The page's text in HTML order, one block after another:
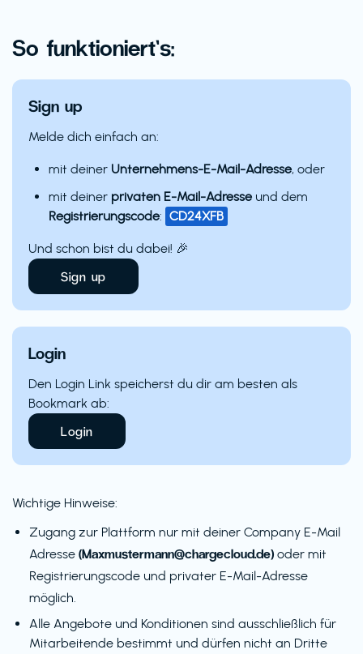
So funktioniert’s:
Sign up
Melde dich einfach an:
mit deiner Unternehmens-E-Mail-Adresse, oder
mit deiner privaten E-Mail-Adresse und dem
Registrierungscode: CD24XFB
Und schon bist du dabei! 🎉
Sign up
Login
Den Login Link speicherst du dir am besten als
Bookmark ab:
Login
Wichtige Hinweise:
Zugang zur Plattform nur mit deiner Company E-Mail
Adresse (Maxmustermann@chargecloud.de) oder mit
Registrierungscode und privater E-Mail-Adresse
möglich.
Alle Angebote und Konditionen sind ausschließlich für
Mitarbeitende bestimmt und dürfen nicht an Dritte